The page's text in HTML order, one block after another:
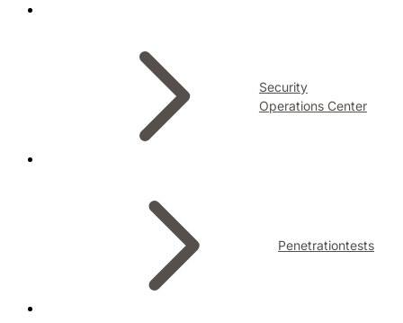
Security
Operations Center
Penetrationtests